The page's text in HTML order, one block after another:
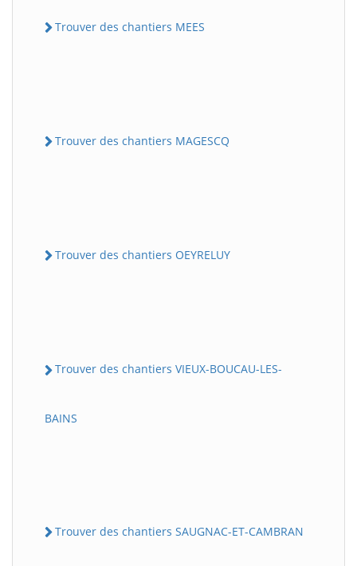
Trouver des chantiers MEES
Trouver des chantiers MAGESCQ
Trouver des chantiers OEYRELUY
Trouver des chantiers VIEUX-BOUCAU-LES-
BAINS
Trouver des chantiers SAUGNAC-ET-CAMBRAN